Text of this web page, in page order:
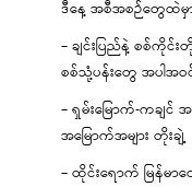
ဒီနေ့ အစီအစဉ်တွေထဲမှ
– ချင်းပြည်နဲ့ စစ်ကို
စစ်သုံ့ပန်းတွေ အပါအ
– ရှမ်းမြောက်-ကချ
အမြောက်အများ တိုးချဲ့
– ထိုင်းရောက် မြန်